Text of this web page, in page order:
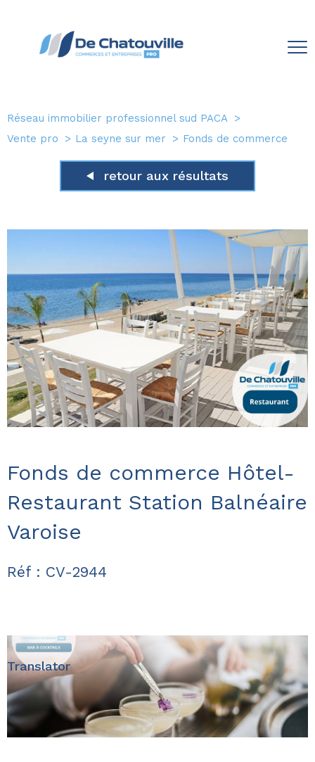
Réseau immobilier professionnel sud PACA
Vente pro
La seyne sur mer Fonds de commerce
retour aux résultats
Fonds de commerce Hôtel-
Restaurant Station Balnéaire
Varoise
Réf : CV-2944
Translator